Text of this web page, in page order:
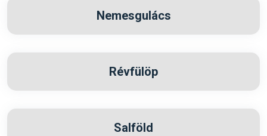
Nemesgulács
Révfülöp
Salföld